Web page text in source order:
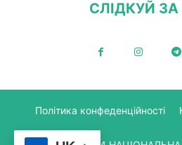
СЛІДКУЙ
Політика конфеденційності